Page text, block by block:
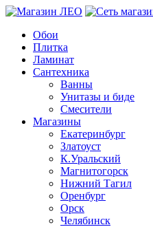
Обои
Плитка
Ламинат
Сантехника
Ванны
Унитазы и биде
Смесители
Магазины
Екатеринбург
Златоуст
К.Уральский
Магнитогорск
Нижний Тагил
Оренбург
Орск
Челябинск